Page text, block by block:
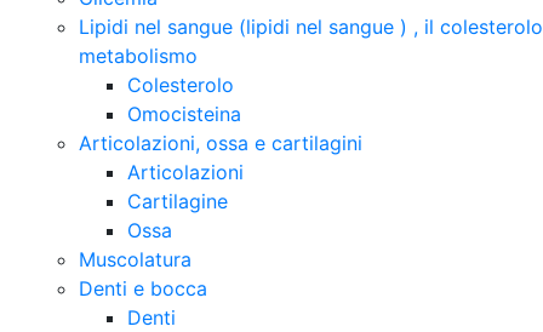
Lipidi nel sangue (lipidi nel sangue ) , il
metabolismo
Colesterolo
Omocisteina
Articolazioni, ossa e cartilagini
Articolazioni
Cartilagine
Ossa
Muscolatura
Denti e bocca
Denti